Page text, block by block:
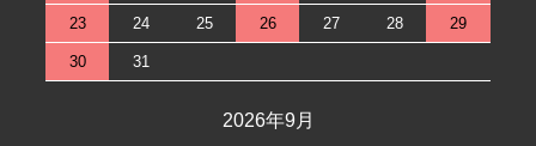
23 24 25 26 27 28 29
30 31
2026年9月